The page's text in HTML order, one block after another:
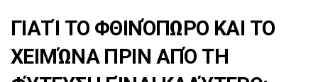
ΓΙΑΤΊ ΤΟ ΦΘΙΝΌΠΩΡΟ ΚΑΙ ΤΟ
ΧΕΙΜΏΝΑ ΠΡΙΝ ΑΠΌ ΤΗ